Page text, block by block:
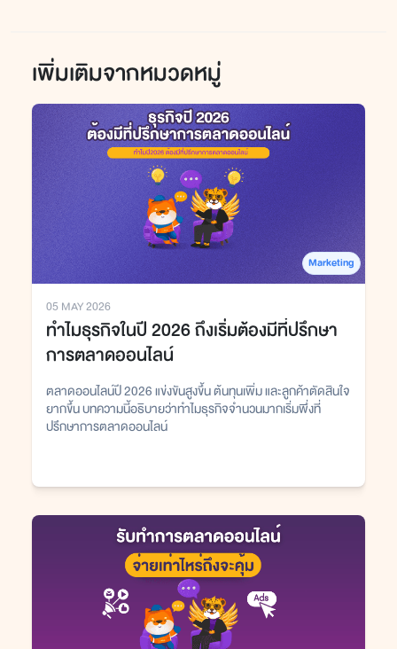
เพิ่มเติมจากหมวดหมู่
Marketing
05 MAY 2026
ทำไมธุรกิจในปี 2026 ถึงเริ่มต้องมีที่ปรึกษา
การตลาดออนไลน์
ตลาดออนไลน์ปี 2026 แข่งขันสูงขึ้น ต้นทุนเพิ่ม และลูกค้าตัดสินใจ
ยากขึ้น บทความนี้อธิบายว่าทำไมธุรกิจจำนวนมากเริ่มพึ่งที่
ปรึกษาการตลาดออนไลน์